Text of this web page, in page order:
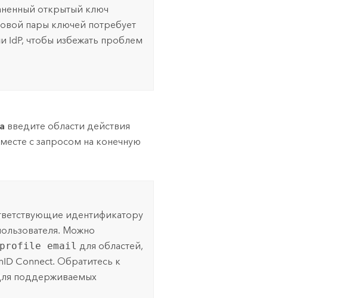
открытый ключ
пары ключей потребует
IdP, чтобы избежать проблем
введите области действия
с запросом на конечную
идентификатору
Можно
email для областей,
Connect. Обратитесь к
поддерживаемых